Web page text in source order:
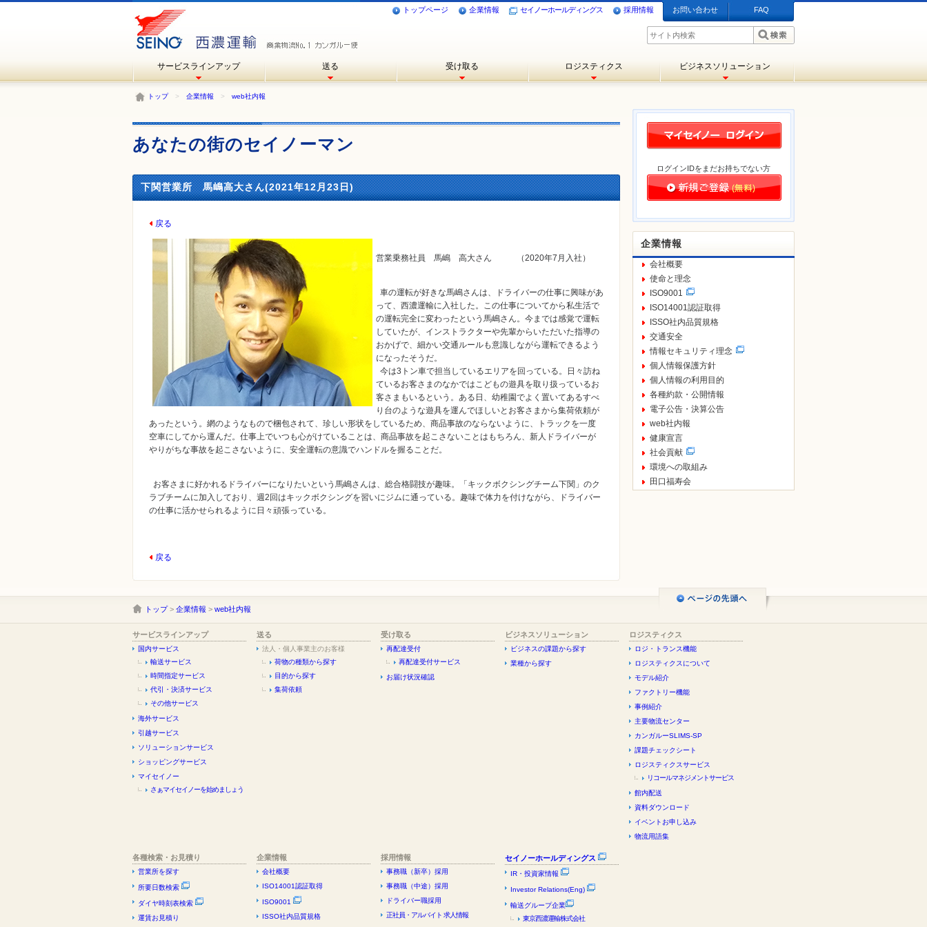
トップページ 企業情報 セイノーホールディングス 採用情報 お問い合わせ FAQ
サービスラインアップ 送る 受け取る ロジスティクス ビジネスソリューション
トップ> 企業情報 > web社内報
あなたの街のセイノーマン
下関営業所 馬嶋高大さん(2021年12月23日)
戻る
営業乗務社員 馬嶋 高大さん （2020年7月入社）
車の運転が好きな馬嶋さんは、ドライバーの仕事に興味があ
って、西濃運輸に入社した。この仕事についてから私生活で
の運転完全に変わったという馬嶋さん。今までは感覚で運転
していたが、インストラクターや先輩からいただいた指導の
おかげで、細かい交通ルールも意識しながら運転できるよう
になったそうだ。
今は3トン車で担当しているエリアを回っている。日々訪ね
ているお客さまのなかではこどもの遊具を取り扱っているお
客さまもいるという。ある日、幼稚園でよく置いてあるすべ
り台のような遊具を運んでほしいとお客さまから集荷依頼が
あったという。網のようなもので梱包されて、珍しい形状をしているため、商品事故のならないように、トラックを一度
空車にしてから運んだ。仕事上でいつも心がけていることは、商品事故を起こさないことはもちろん、新人ドライバーが
やりがちな事故を起こさないように、安全運転の意識でハンドルを握ることだ。
お客さまに好かれるドライバーになりたいという馬嶋さんは、総合格闘技が趣味。「キックボクシングチーム下関」のク
ラブチームに加入しており、週2回はキックボクシングを習いにジムに通っている。趣味で体力を付けながら、ドライバー
の仕事に活かせられるように日々頑張っている。
戻る
ログインIDをまだお持ちでない方
企業情報
会社概要
使命と理念
ISO9001
ISO14001認証取得
ISSO社内品質規格
交通安全
情報セキュリティ理念
個人情報保護方針
個人情報の利用目的
各種約款・公開情報
電子公告・決算公告
web社内報
健康宣言
社会貢献
環境への取組み
田口福寿会
トップ> 企業情報 > web社内報
サービスラインアップ
国内サービス
輸送サービス
時間指定サービス
代引・決済サービス
その他サービス
海外サービス
引越サービス
ソリューションサービス
ショッピングサービス
マイセイノー
さぁマイセイノーを始めましょう
送る
法人・個人事業主のお客様
荷物の種類から探す
目的から探す
集荷依頼
受け取る
再配達受付
再配達受付サービス
お届け状況確認
ビジネスソリューション
ビジネスの課題から探す
業種から探す
ロジスティクス
ロジ・トランス機能
ロジスティクスについて
モデル紹介
ファクトリー機能
事例紹介
主要物流センター
カンガルーSLIMS-SP
課題チェックシート
ロジスティクスサービス
リコールマネジメントサービス
館内配送
資料ダウンロード
イベントお申し込み
物流用語集
各種検索・お見積り
営業所を探す
所要日数検索
ダイヤ時刻表検索
運賃お見積り
企業情報
会社概要
ISO14001認証取得
ISO9001
ISSO社内品質規格
採用情報
事務職（新卒）採用
事務職（中途）採用
ドライバー職採用
正社員・アルバイト 求人情報
セイノーホールディングス
IR・投資家情報
Investor Relations(Eng)
輸送グループ企業
東京西濃運輸株式会社